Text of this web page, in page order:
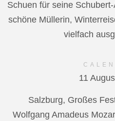
Schuen für seine
schöne Müllerin,
vielfach
11
Salzburg, Großes
Wolfgang Amadeus